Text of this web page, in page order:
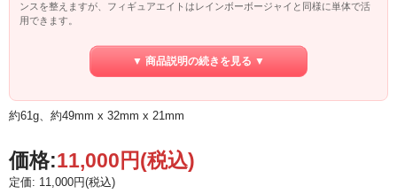
ンスを整えますが、フィギュアエイトはレインボーボージャイと同様に単体で活
用できます。
ターンや行動を明らかにし、徐々に癒してくれると言われています。
またグラウンディング、センタリングにも使えます。カーサロータスでは、ボー
ジャイストーンのワークショップを開催しております。
実際に体験しながら習得していただきます。
ボージャイストーンの詳しい情報はコチラ♪
▼ 商品説明の続きを見る ▼
約61g、約49mm x 32mm x 21mm
価格:11,000円(税込)
定価: 11,000円(税込)